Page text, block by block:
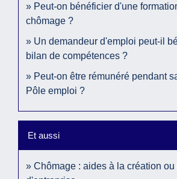
Peut-on bénéficier d'une
chômage ?
Un demandeur d'emploi peut-il
bilan de compétences ?
Peut-on être rémunéré pendant
Pôle emploi ?
Et aussi
Chômage : aides à la création